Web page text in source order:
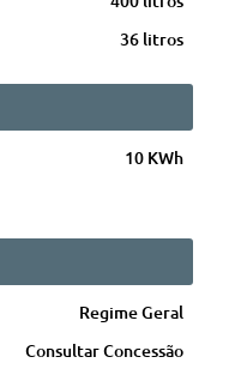
36 litros
10 KWh
Regime Geral
Consultar Concessão